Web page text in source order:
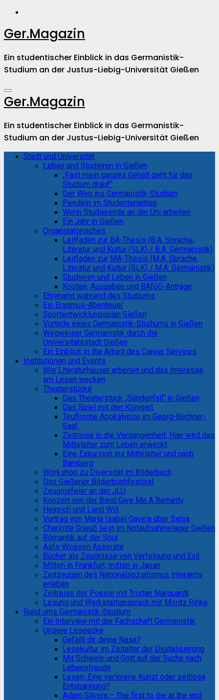
Zum
springen
Ger.Magazin
Ein studentischer Einblick in das Germanistik-
Studium an der Justus-Liebig-Universität Gießen
Ger.Magazin
Ein studentischer Einblick in das Germanistik-
Studium an der Justus-Liebig-Universität Gießen
Stadt und Universität
Leben und Studieren in Gießen
„Fast mein ganzes Gehalt geht für das
Studium drauf“
Der Weg ins Germanistik-Studium
Pendeln im Studentenalltag
Wenn Studierende an der Uni arbeiten
Ein Jahr in Gießen
Organisatorisches
Leitfaden zur BA-Thesis (B.A. Sprache,
Literatur und Kultur (SLK) / B.A. Germanistik)
Leitfaden zur MA-Thesis (M.A. Sprache,
Literatur und Kultur (SLK) / M.A. Germanistik)
Studieren und Leben in Gießen
Kosten, Ausgaben und BAföG-Anträge
Ehrenamt während des Studiums
Ein Erasmus-Abenteuer
Sportentwicklungsplan Gießen
Vorteile eines Germanistik-Studiums in Gießen
Wegweiser Germanistik durch die
Universitätsstadt Gießen
Ein Einblick in die Arbeit des Career Services
Institutionen und Events
Wie Literaturhäuser arbeiten und das Interesse
am Lesen wecken
Theaterstücke
Das Theaterstück „Sündenfall“ in Gießen
Das Spiel mit den Königen
Teuflische Apokalypse im Georg-Büchner-
Saal
Zeitreise in die Vergangenheit: Hier wird das
Mittelalter zum Leben erweckt
Eine Exkursion ins Mittelalter und nach
Bamberg
Workshop zu Diversität im Bilderbuch
Das Gießener Bilderbuchfestival
Zeugnisfeier an der JLU
Konzert von der Band Give Me A Remedy
Heinrich und Liesl Will
Vortrag von María Isabel Gaviria über Salsa
Charlotte Gneuß liest im Notaufnahmelager Gießen
Romantik auf der Spur
Asfa-Wossen Asserate
Bücher als Zeugnisse von Verfolgung und Exil
Mitten in Frankfurt, mitten in Japan
Zeitzeugen des Nationalsozialismus interaktiv
erleben
Zeitreise der Poesie mit Tristan Marquardt
Lesung und Werkstattgespräch mit Moritz Rinke
Rund ums Germanistik-Studium
Ein Interview mit der Fachschaft Germanistik
Unsere Leseecke
Gefällt dir deine Nase?
Lesekultur im Zeitalter der Digitalisierung
Mit Schwein und Gott auf der Suche nach
Lebensfreude
Lesen: Eine verlorene Kunst oder zeitlose
Entspannung?
Adam Silvera – The first to die at the end